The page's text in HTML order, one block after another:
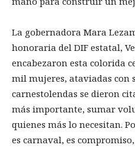
La gobernadora Mara
honoraria del DIF estatal,
encabezaron esta colorida
mil mujeres, ataviadas con
carnestolendas se dieron
más importante, sumar
quienes más lo necesitan.
es carnaval, es